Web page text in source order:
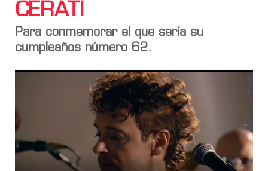
CERATI
Para conmemorar el que sería su
cumpleaños número 62.